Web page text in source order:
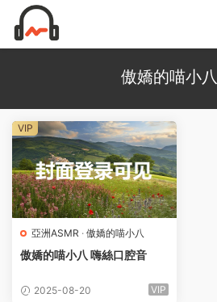
傲嬌的喵小八
亞洲ASMR · 傲嬌的喵小八
傲嬌的喵小八 嗨絲口腔音
2025-08-20 VIP
VIP